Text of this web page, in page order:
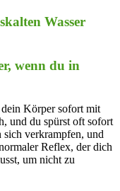
Wasser
wenn du ‌in
dein Körper sofort⁢ mit
und ⁢du spürst ‌oft sofort
verkrampfen, und
Reflex, der dich
um⁣ nicht ⁤zu